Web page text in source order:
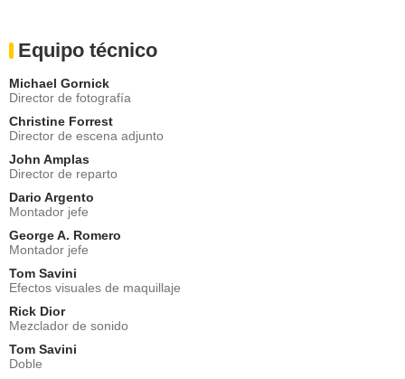
Equipo técnico
Michael Gornick
Director de fotografía
Christine Forrest
Director de escena adjunto
John Amplas
Director de reparto
Dario Argento
Montador jefe
George A. Romero
Montador jefe
Tom Savini
Efectos visuales de maquillaje
Rick Dior
Mezclador de sonido
Tom Savini
Doble